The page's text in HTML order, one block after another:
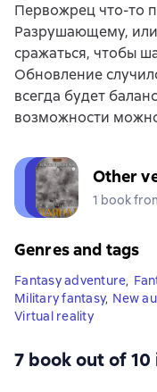
Первожрец что-то
Разрушающему, или
сражаться, чтобы
Обновление
всегда будет
возможности
Other
1 book
Genres and tags
Fantasy adventure,
Military fantasy, New
Virtual reality
7 book out of